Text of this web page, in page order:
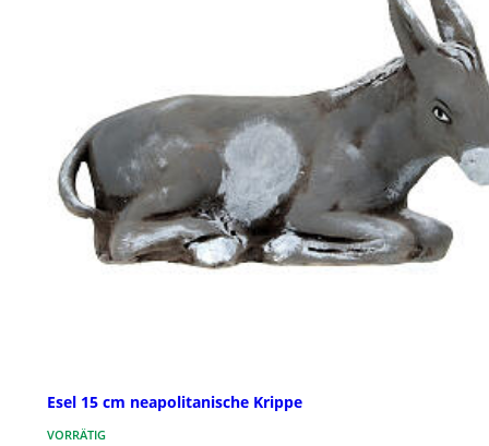
Esel 15 cm neapolitanische Krippe
VORRÄTIG